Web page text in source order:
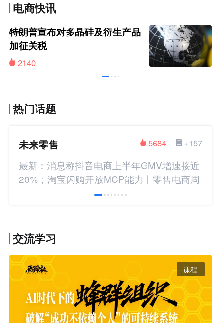
电商快讯
特朗普宣布对多晶硅及衍生产品
加征关税
2140
热门话题
未来零售 +157
5684
最新：消息称抖音电商上半年GMV增速接近
20%；淘宝闪购开放MCP能力丨零售电商周
交流学习
课程